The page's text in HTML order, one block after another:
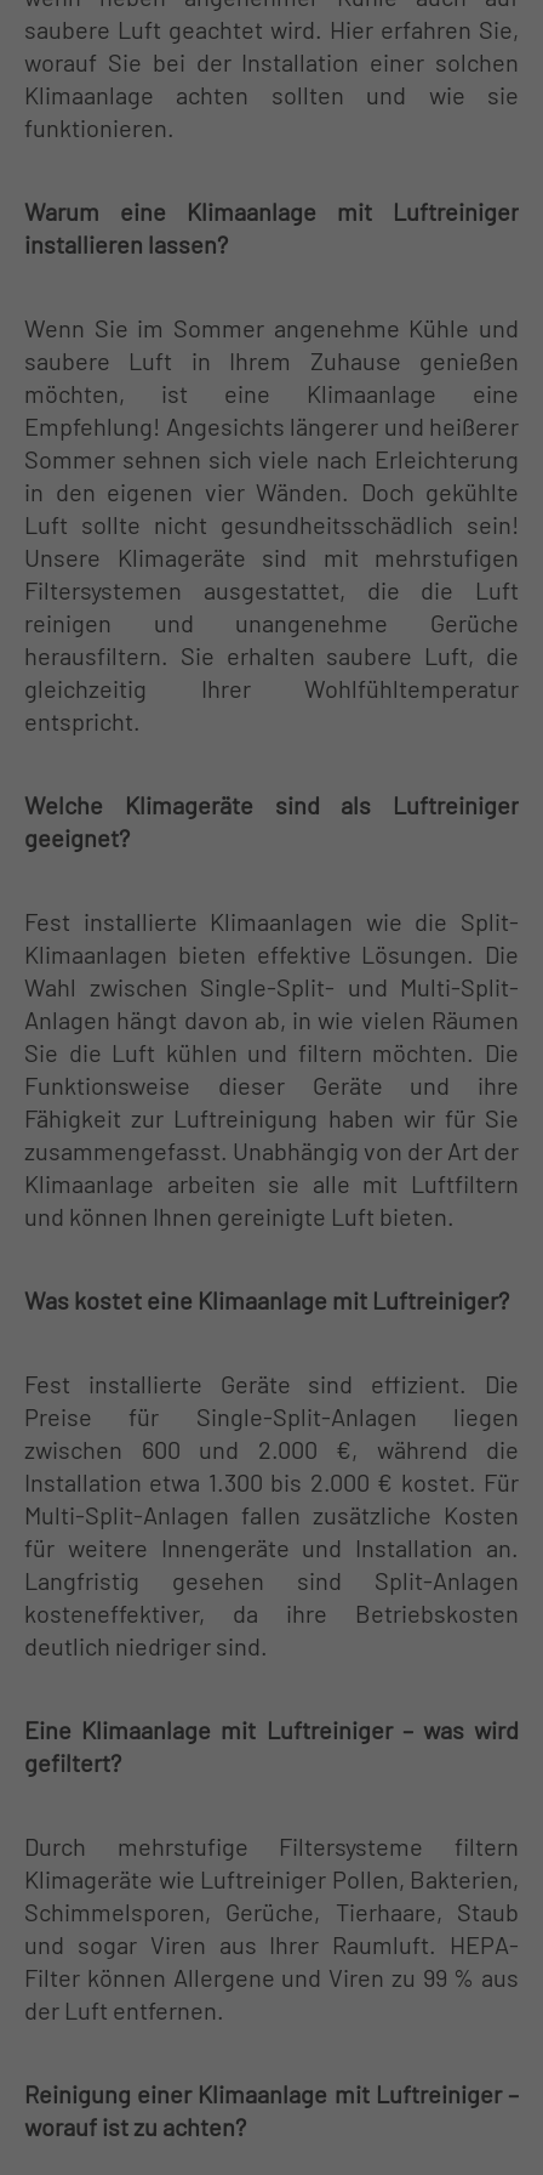
Drop us a line
info@yourdomain.com
Lorem ipsum dolor sit amet,
Aenean commodo ligula eget dolor.
Aenean massa. Cum sociis natoque
penatibus et magnis dis parturient
montes, nascetur ridiculus mus. Donec
quam felis, ultricies nec.
saubere Luft geachtet wird. Hier erfahren Sie,
worauf Sie bei der Installation einer solchen
Klimaanlage achten sollten und wie sie
funktionieren.
Warum eine Klimaanlage mit Luftreiniger
installieren lassen?
Wenn Sie im Sommer angenehme Kühle und
saubere Luft in Ihrem Zuhause genießen
möchten, ist eine Klimaanlage eine
Empfehlung! Angesichts längerer und heißerer
Sommer sehnen sich viele nach Erleichterung
in den eigenen vier Wänden. Doch gekühlte
Luft sollte nicht gesundheitsschädlich sein!
Unsere Klimageräte sind mit mehrstufigen
Filtersystemen ausgestattet, die die Luft
reinigen und unangenehme Gerüche
herausfiltern. Sie erhalten saubere Luft, die
gleichzeitig Ihrer Wohlfühltemperatur
entspricht.
Welche Klimageräte sind als Luftreiniger
geeignet?
Fest installierte Klimaanlagen wie die Split-
Klimaanlagen bieten effektive Lösungen. Die
Wahl zwischen Single-Split- und Multi-Split-
Anlagen hängt davon ab, in wie vielen Räumen
Sie die Luft kühlen und filtern möchten. Die
Funktionsweise dieser Geräte und ihre
Fähigkeit zur Luftreinigung haben wir für Sie
zusammengefasst. Unabhängig von der Art der
Klimaanlage arbeiten sie alle mit Luftfiltern
und können Ihnen gereinigte Luft bieten.
Was kostet eine Klimaanlage mit Luftreiniger?
Fest installierte Geräte sind effizient. Die
Preise für Single-Split-Anlagen liegen
zwischen 600 und 2.000 €, während die
Installation etwa 1.300 bis 2.000 € kostet. Für
Multi-Split-Anlagen fallen zusätzliche Kosten
für weitere Innengeräte und Installation an.
Langfristig gesehen sind Split-Anlagen
kosteneffektiver, da ihre Betriebskosten
deutlich niedriger sind.
Eine Klimaanlage mit Luftreiniger – was wird
gefiltert?
Durch mehrstufige Filtersysteme filtern
Klimageräte wie Luftreiniger Pollen, Bakterien,
Schimmelsporen, Gerüche, Tierhaare, Staub
und sogar Viren aus Ihrer Raumluft. HEPA-
Filter können Allergene und Viren zu 99 % aus
der Luft entfernen.
Reinigung einer Klimaanlage mit Luftreiniger –
worauf ist zu achten?